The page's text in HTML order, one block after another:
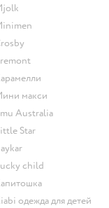
Mjolk
Minimen
Crosby
Premont
Карамелли
Мини макси
Emu Australia
Little Star
Baykar
Lucky child
Капитошка
Kiabi одежда для детей